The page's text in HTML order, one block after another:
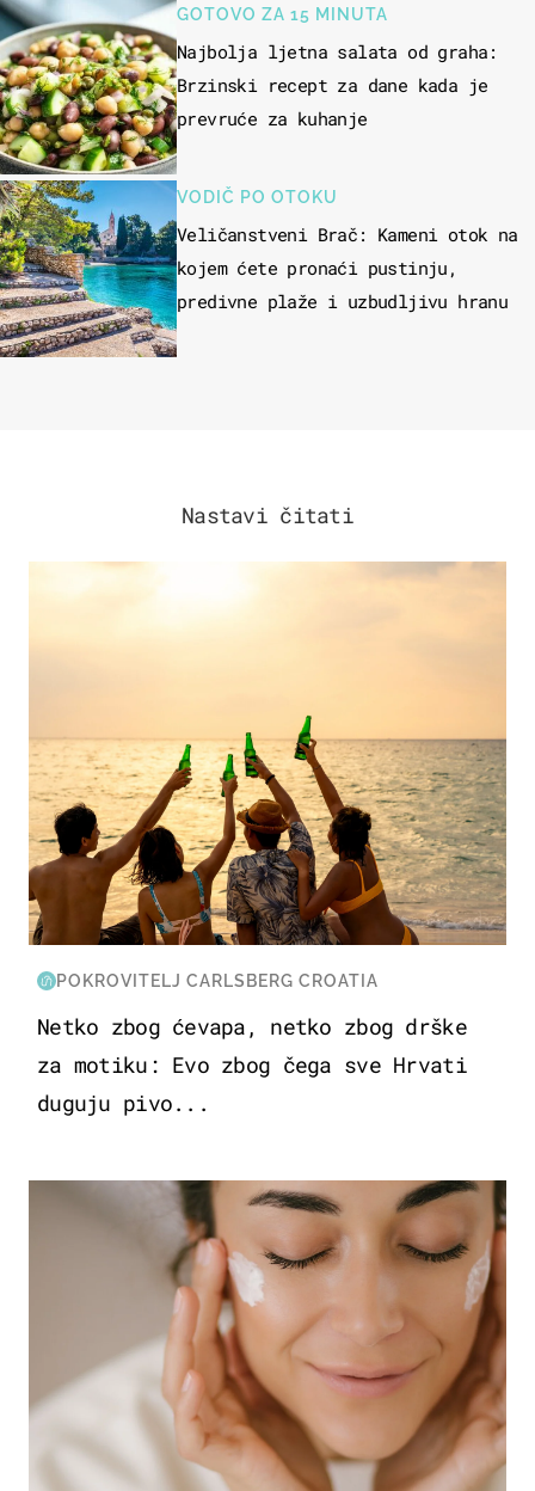
GOTOVO ZA 15 MINUTA
Najbolja ljetna salata od graha:
Brzinski recept za dane kada je
prevruće za kuhanje
VODIČ PO OTOKU
Veličanstveni Brač: Kameni otok na
kojem ćete pronaći pustinju,
predivne plaže i uzbudljivu hranu
Nastavi čitati
POKROVITELJ CARLSBERG CROATIA
Netko zbog ćevapa, netko zbog drške
za motiku: Evo zbog čega sve Hrvati
duguju pivo...
MODA & LJEPOTA